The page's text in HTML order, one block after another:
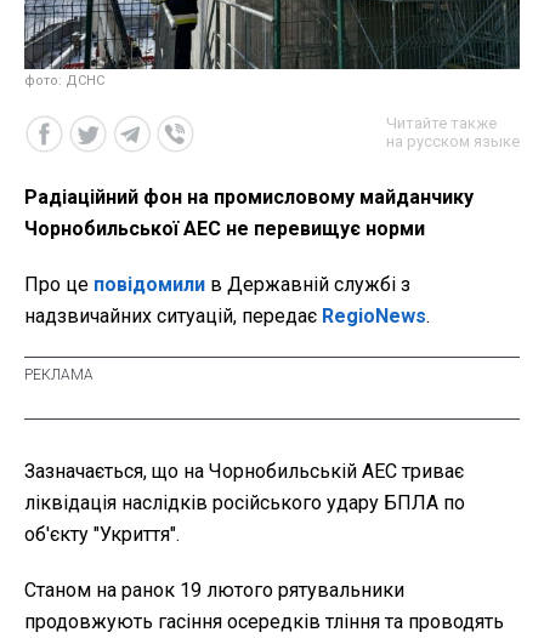
фото: ДСНС
Читайте также
на русском языке
Радіаційний фон на промисловому майданчику
Чорнобильської АЕС не перевищує норми
Про це повідомили в Державній службі з
надзвичайних ситуацій, передає RegioNews.
Зазначається, що на Чорнобильській АЕС триває
ліквідація наслідків російського удару БПЛА по
об'єкту "Укриття".
Станом на ранок 19 лютого рятувальники
продовжують гасіння осередків тління та проводять